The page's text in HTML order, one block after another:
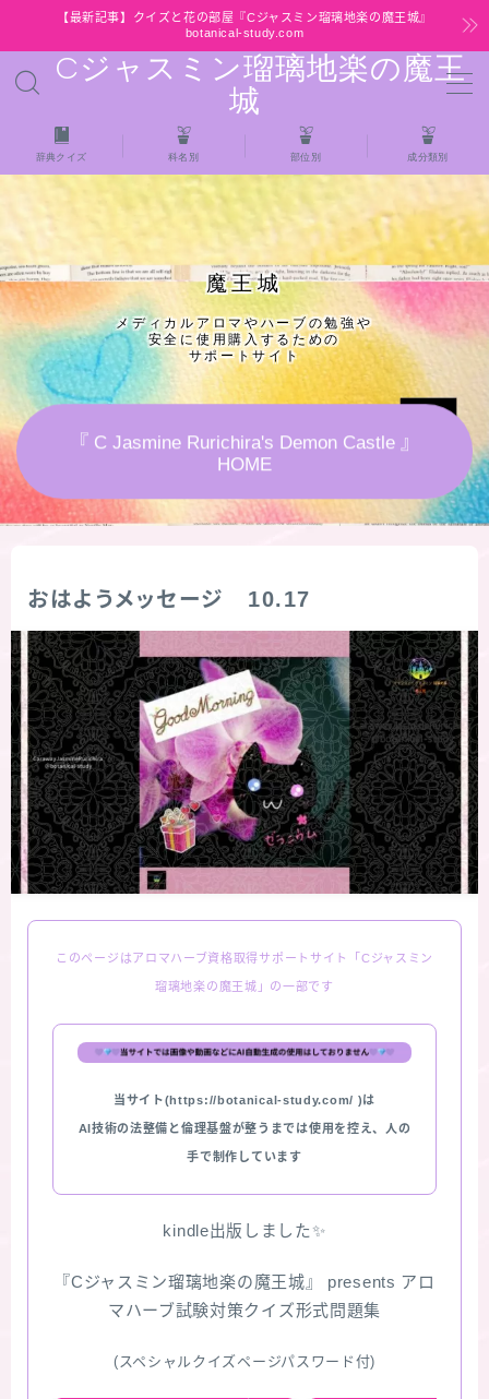
【最新記事】クイズと花の部屋『Cジャスミン瑠璃地楽の魔王城』
botanical-study.com
Cジャスミン瑠璃地楽の魔王
城
MENU
HOME
【最新】クイズと花の部屋
★全種/アロマハーブスパイス基材 プチ辞典ク
イズ＆プチ辞典
★アロマ検定＋αクイズ
★アロマハーブ傾向チェック
秘密部屋
お知らせ
公式ウェブサイト『Botanical Study』
Cジャスミン瑠璃地楽の主な活動先リンク集
プロフィール
おすすめ商品＆レビュー
★スペシャルアロマハーブ４択クイズ (kindle出
版限定)
辞典クイズ 科名別 部位別 成分類別
魔王城
メディカルアロマやハーブの勉強や
安全に使用購入するための
サポートサイト
『 C Jasmine Rurichira's Demon Castle 』
HOME
おはようメッセージ 10.17
このページはアロマハーブ資格取得サポートサイト「Cジャスミン
瑠璃地楽の魔王城」の一部です
当サイト(https://botanical-study.com/ )は
AI技術の法整備と倫理基盤が整うまでは使用を控え、人の
手で制作しています
kindle出版しました✨
『Cジャスミン瑠璃地楽の魔王城』 presents アロ
マハーブ試験対策クイズ形式問題集
(スペシャルクイズページパスワード付)